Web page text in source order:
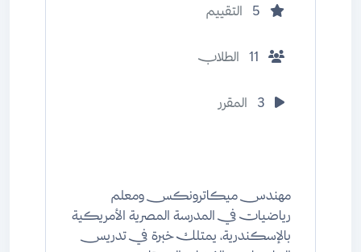
5 التقييم
11 الطلاب
3 المقرر
مهندس ميكاترونكس ومعلم
رياضيات في المدرسة المصرية الأمريكية
بالإسكندرية، يمتلك خبرة في تدريس